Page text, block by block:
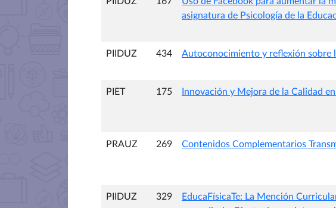
asignatura de Psicología de la
PIIDUZ 434 Autoconocimiento y reflexión sobre
PIET 175 Innovación y Mejora de la Calidad
PRAUZ 269 Contenidos Complementarios
PIIDUZ 329
EducaFísicaTe: La Mención